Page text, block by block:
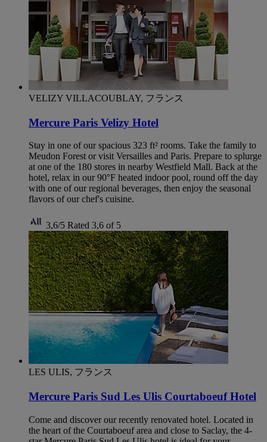
VELIZY VILLACOUBLAY, フランス
Mercure Paris Velizy Hotel
Stay in one of our spacious 323 ft² rooms. Take the family to
Meudon Forest or visit Versailles and Paris. Prepare to splurge
at one of the 180 stores in nearby Westfield Mall. Back at the
hotel, relax in our 90°F heated indoor pool, round off the day
with one of our regional beverages, then enjoy the seasonal
flavors of our chef's cuisine.
3,6/5 Rated 3,6 of 5
LES ULIS, フランス
Mercure Paris Sud Les Ulis Courtaboeuf Hotel
Come and discover our recently renovated hotel. Located in
the heart of the Courtaboeuf area and close to Saclay, the 4-